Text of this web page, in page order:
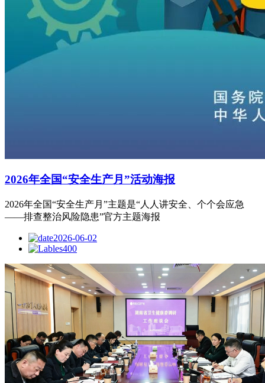
2026年全国“安全生产月”活动海报
2026年全国“安全生产月”主题是“人人讲安全、个个会应急
——排查整治风险隐患”官方主题海报
2026-06-02
400